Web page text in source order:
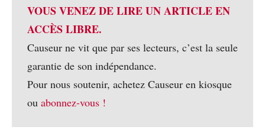
VOUS VENEZ DE LIRE UN ARTICLE EN
ACCÈS LIBRE.
Causeur ne vit que par ses lecteurs, c’est la seule
garantie de son indépendance.
Pour nous soutenir, achetez Causeur en kiosque
ou abonnez-vous !